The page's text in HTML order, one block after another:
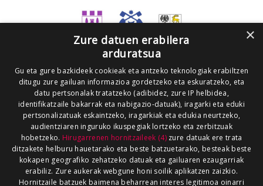
×
Zure datuen erabilera
arduratsua
Gu eta gure bazkideek cookieak eta antzeko teknologiak erabiltzen
ditugu zure gailuan informazioa gordetzeko eta eskuratzeko, eta
datu pertsonalak tratatzeko (adibidez, zure IP helbidea,
identifikatzaile bakarrak eta nabigazio-datuak), iragarki eta eduki
pertsonalizatuak eskaintzeko, iragarkiak eta edukia neurtzeko,
audientziaren inguruko ikuspegiak lortzeko eta zerbitzuak
hobetzeko. Hirugarrenen hornitzaileek (4)zure datuak ere trata
ditzakete helburu hauetarako eta beste batzuetarako, besteak beste
kokapen geografiko zehatzeko datuak eta gailuaren ezaugarriak
erabiliz. Zure aukerak webgune honi soilik aplikatzen zaizkio.
Hornitzaile batzuek baimena beharrean interes legitimoa oinarri